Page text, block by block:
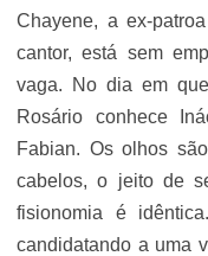
Chayene, a ex-
cantor, está sem
vaga. No dia em
Rosário conhece
Fabian. Os olhos
cabelos, o jeito de
fisionomia é
candidatando a uma